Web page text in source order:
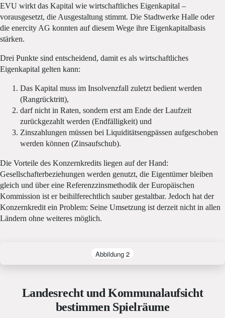
EVU wirkt das Kapital wie wirtschaftliches Eigenkapital –
vorausgesetzt, die Ausgestaltung stimmt. Die Stadtwerke Halle oder
die enercity AG konnten auf diesem Wege ihre Eigenkapitalbasis
stärken.
Drei Punkte sind entscheidend, damit es als wirtschaftliches
Eigenkapital gelten kann:
Das Kapital muss im Insolvenzfall zuletzt bedient werden
(Rangrücktritt),
darf nicht in Raten, sondern erst am Ende der Laufzeit
zurückgezahlt werden (Endfälligkeit) und
Zinszahlungen müssen bei Liquiditätsengpässen aufgeschoben
werden können (Zinsaufschub).
Die Vorteile des Konzernkredits liegen auf der Hand:
Gesellschafterbeziehungen werden genutzt, die Eigentümer bleiben
gleich und über eine Referenzzinsmethodik der Europäischen
Kommission ist er beihilferechtlich sauber gestaltbar. Jedoch hat der
Konzernkredit ein Problem: Seine Umsetzung ist derzeit nicht in allen
Ländern ohne weiteres möglich.
Abbildung 2
Landesrecht und Kommunalaufsicht
bestimmen Spielräume